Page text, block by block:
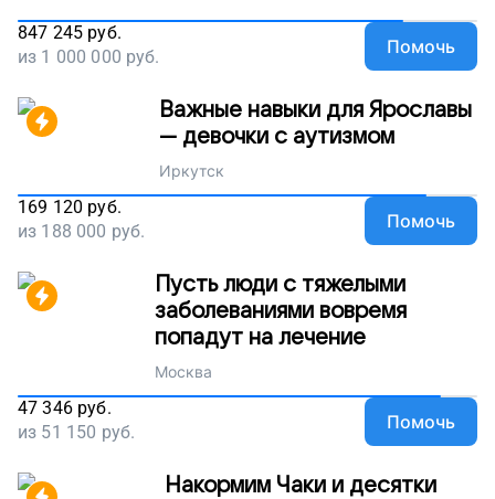
847 245 руб.
из 1 000 000 руб. Помочь
Важные навыки для Ярославы
— девочки с аутизмом
Иркутск
169 120 руб.
из 188 000 руб. Помочь
Пусть люди с тяжелыми
заболеваниями вовремя
попадут на лечение
Москва
47 346 руб.
из 51 150 руб. Помочь
Накормим Чаки и десятки